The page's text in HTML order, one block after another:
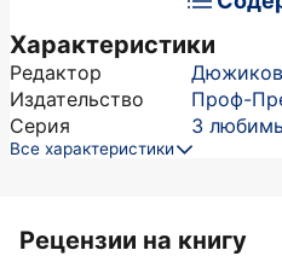
Характеристики
Редактор
Издательство
Проф-
Серия
3
Все характеристики
Рецензии на книгу